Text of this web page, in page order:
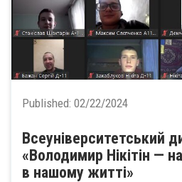
Published: 02/22/2024
Всеуніверситетський
«Володимир Нікітін —
в нашому житті»